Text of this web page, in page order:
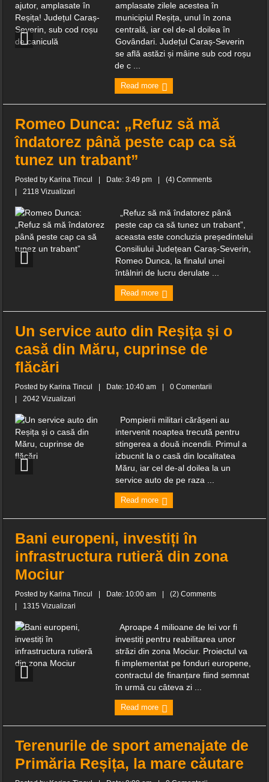
amplasate zilele acestea în
municipiul Reșița, unul în zona
centrală, iar cel de-al doilea în
Govândari. Județul Caraș-Severin
se află astăzi și mâine sub cod roșu
de c ...
Read more
Romeo Dunca: „Refuz să mă
îndatorez până peste cap ca să
tunez un trabant”
Posted by Karina Tincul Date: 3:49 pm
(4) Comments
2118 Vizualizari
„Refuz să mă îndatorez până
peste cap ca să tunez un trabant”,
aceasta este concluzia președintelui
Consiliului Județean Caraș-Severin,
Romeo Dunca, la finalul unei
întâlniri de lucru derulate ...
Read more
Un service auto din Reșița și o
casă din Măru, cuprinse de
flăcări
Posted by Karina Tincul Date: 10:40 am
0 Comentarii
2042 Vizualizari
Pompierii militari cărășeni au
intervenit noaptea trecută pentru
stingerea a două incendii. Primul a
izbucnit la o casă din localitatea
Măru, iar cel de-al doilea la un
service auto de pe raza ...
Read more
Bani europeni, investiți în
infrastructura rutieră din zona
Mociur
Posted by Karina Tincul Date: 10:00 am
(2) Comments
1315 Vizualizari
Aproape 4 milioane de lei vor fi
investiți pentru reabilitarea unor
străzi din zona Mociur. Proiectul va
fi implementat pe fonduri europene,
contractul de finanțare fiind semnat
în urmă cu câteva zi ...
Read more
Terenurile de sport amenajate de
Primăria Reșița, la mare căutare